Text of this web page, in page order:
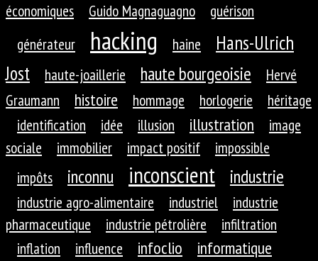
économiques
Guido Magnaguagno
guérison
générateur
hacking haine
Hans-Ulrich
Jost
haute-joaillerie haute bourgeoisie
Hervé
Graumann
histoire hommage horlogerie
héritage
identification
idée illusion illustration
image
sociale
immobilier impact positif
impossible
impôts
inconnu inconscient industrie
industrie agro-alimentaire industriel
industrie
pharmaceutique
industrie pétrolière
infiltration
inflation
influence infoclio informatique